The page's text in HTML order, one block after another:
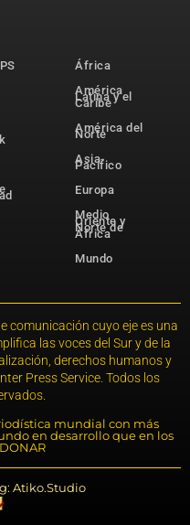
África
América
Latina y el
Caribe
América del
Norte
Asia-
Pacífico
Europa
Medio
Oriente y
Norte de
África
Mundo
comunicación cuyo eje es una
las voces del Sur y de la
derechos humanos y
Press Service. Todos los
mundial con más
en desarrollo que en los
Atiko.Studio